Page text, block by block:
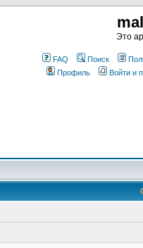
Это
FAQ Поиск
Профиль
Войти и